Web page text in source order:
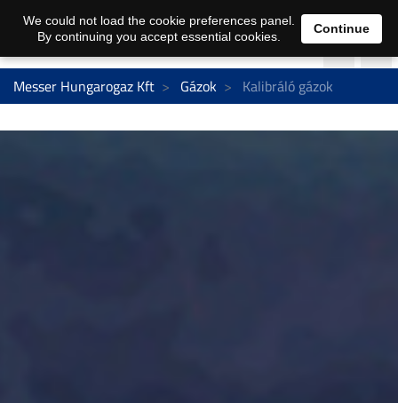
Messer Hungarogaz Kft Gázok Kalibráló gázok
We could not load the cookie preferences panel.
By continuing you accept essential cookies.
Continue